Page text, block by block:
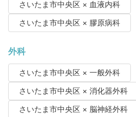
さいたま市中央区 × 血液内科
さいたま市中央区 × 膠原病科
外科
さいたま市中央区 × 一般外科
さいたま市中央区 × 消化器外科
さいたま市中央区 × 脳神経外科